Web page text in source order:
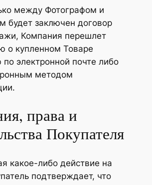
между Фотографом и
будет заключен договор
Компания перешлет
о купленном Товаре
по электронной почте либо
методом
права и
Покупателя
какое-либо действие на
подтверждает, что